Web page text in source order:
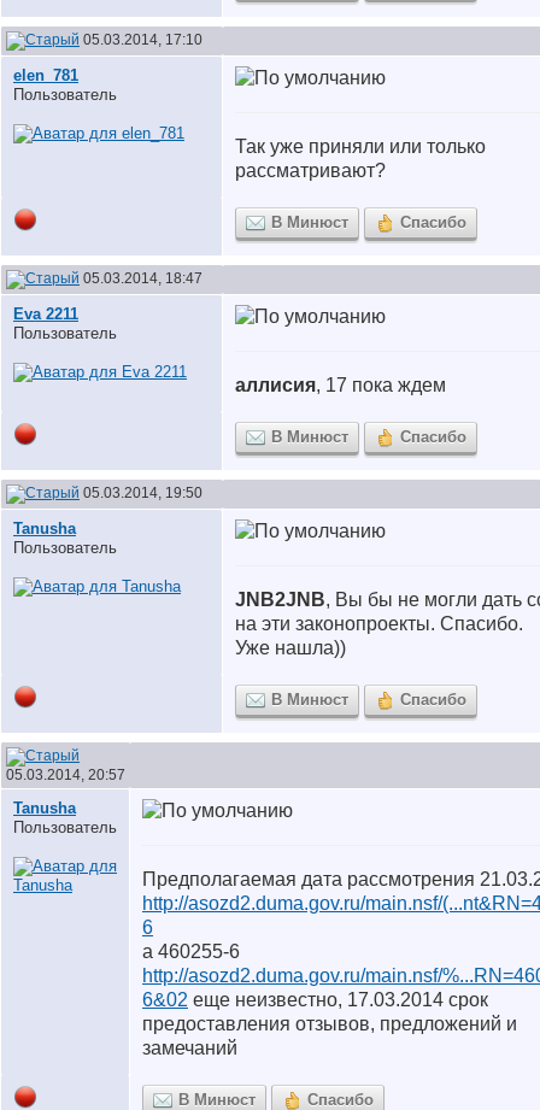
05.03.2014, 17:10
elen_781
Пользователь
Так уже приняли или только
рассматривают?
В Минюст Спасибо
05.03.2014, 18:47
Eva 2211
Пользователь
аллисия, 17 пока ждем
В Минюст Спасибо
05.03.2014, 19:50
Tanusha
Пользователь
JNB2JNB, Вы бы не могли дать
на эти законопроекты. Спасибо.
Уже нашла))
В Минюст Спасибо
05.03.2014, 20:57
Tanusha
Пользователь
Предполагаемая дата рассмотрения
http://asozd2.duma.gov.ru/main.nsf/
6
а 460255-6
http://asozd2.duma.gov.ru/main.nsf/
6&02 еще неизвестно, 17.03.2014 срок
предоставления отзывов, предложений и
замечаний
В Минюст Спасибо